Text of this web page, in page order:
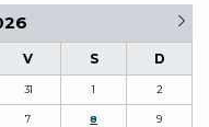
V S D
31 1 2
7 8 9